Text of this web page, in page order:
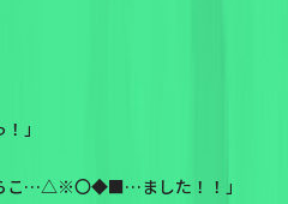
」
こ…△※〇◆■…ました！！」